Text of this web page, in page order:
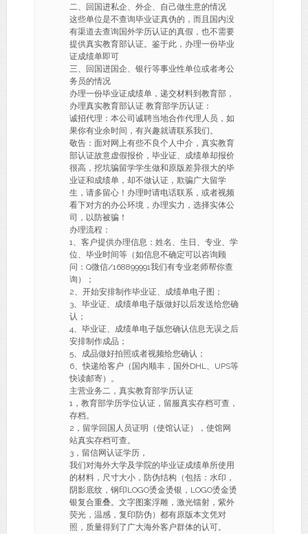
二、回国进私企、外企、自己做生意的情况
这些单位是不查询毕业证真伪的，而且国内没
有渠道去查询国外学历认证的真假，也不需要
提供真实教育部认证。鉴于此，办理一份毕业
证成绩单即可
三、回国进国企、银行等事业性单位或者考公
务员的情况
办理一份毕业证成绩单，递交材料到教育部，
办理真实教育部认证 教育部学历认证：
诚招代理：本公司诚聘当地合作代理人员，如
果你有业余时间，有兴趣就请联系我们。
敬告：面对网上有些不良个人中介，真实教育
部认证故意虚假报价，毕业证、成绩单却报价
很高，挖坑骗留学学生做和原版差异很大的毕
业证和成绩单，却不做认证，欺骗广大留学
生，请多留心！办理时请电话联系，或者视频
看下对方的办公环境，办理实力，选择实体公
司，以防被骗！
办理流程：
1、客户提供办理信息：姓名、生日、专业、学
位、毕业时间等（如信息不确定可以咨询顾
问：Q微信/168899991我们有专业老师帮你查
询）；
2、开始安排制作毕业证、成绩单电子图；
3、毕业证、成绩单电子版做好以后发送给您确
认；
4、毕业证、成绩单电子版您确认信息无误之后
安排制作成品；
5、成品做好拍照或者视频给您确认；
6、快递给客户（国内顺丰，国外DHL、UPS等
快读邮寄）。
主营业务二，真实教育部学历认证
1，教育部学历学位认证，留服真实存档可查，
存档。
2，留学回国人员证明（使馆认证），使馆网
站真实存档可查。
3，留信网认证学历，
我们对海外大学及学院的毕业证成绩单所使用
的材料，尺寸大小，防伪结构（包括：水印，
阴影底纹，钢印LOGO烫金烫银，LOGO烫金烫
银复合重叠。文字图案浮雕，激光镭射，紫外
荧光，温感，复印防伪）都有原版本文凭对
照，质量得到了广大海外客户群体的认可。